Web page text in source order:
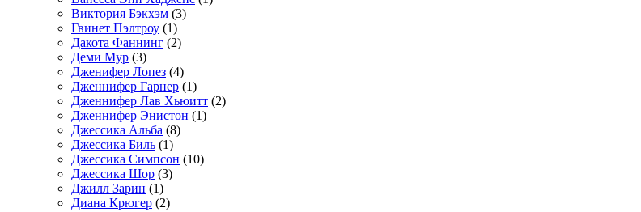
Виктория Бэкхэм (3)
Гвинет Пэлтроу (1)
Дакота Фаннинг (2)
Деми Мур (3)
Дженифер Лопез (4)
Дженнифер Гарнер (1)
Дженнифер Лав Хьюитт (2)
Дженнифер Энистон (1)
Джессика Альба (8)
Джессика Биль (1)
Джессика Симпсон (10)
Джессика Шор (3)
Джилл Зарин (1)
Диана Крюгер (2)